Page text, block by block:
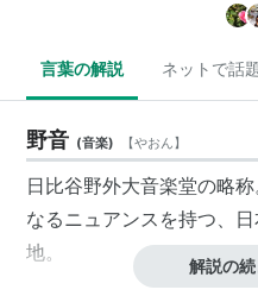
言葉の解説 ネットで話題
野音 (音楽) 【やおん】
日比谷野外大音楽堂の略
なるニュアンスを持つ、
地。
解説の